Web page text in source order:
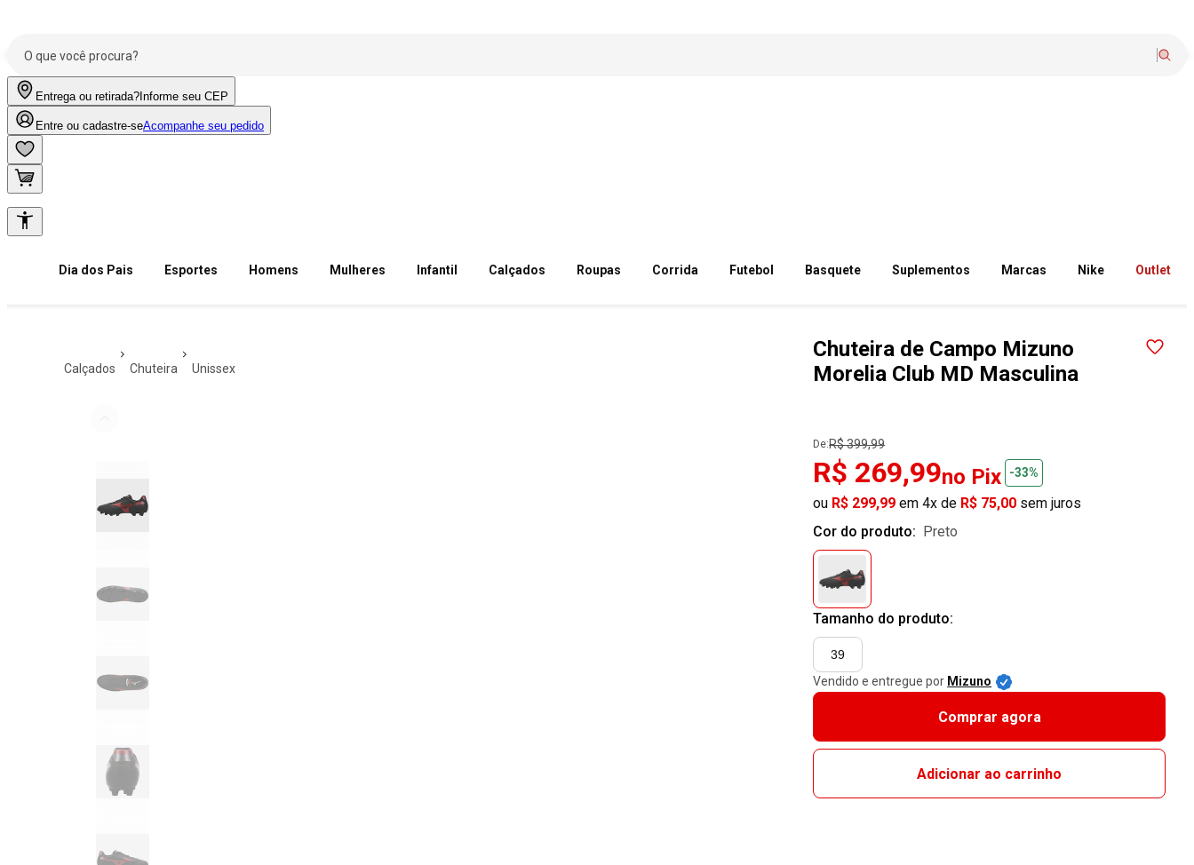
Entrega ou retirada? Informe seu CEP
Entre ou cadastre-seAcompanhe seu pedido
Dia dos Pais Esportes Homens Mulheres Infantil Calçados Roupas Corrida Futebol Basquete Suplementos Marcas Nike Outlet
calçados chuteira unissex
Chuteira de Campo Mizuno
Morelia Club MD Masculina
De:R$ 399,99
R$ 269,99no Pix -33%
ou R$ 299,99 em 4x de R$ 75,00 sem juros
Cor do produto:
preto
Tamanho do produto:
39
Vendido e entregue por Mizuno
Comprar agora
Adicionar ao carrinho